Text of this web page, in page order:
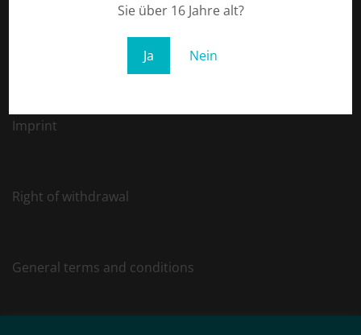
Sie über 16 Jahre alt?
Ja Nein
Imprint
Right of withdrawal
General terms and conditions